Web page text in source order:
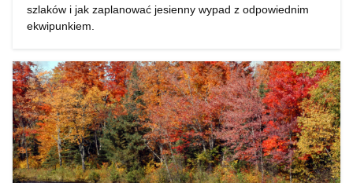
szlaków i jak zaplanować jesienny wypad z odpowiednim
ekwipunkiem.